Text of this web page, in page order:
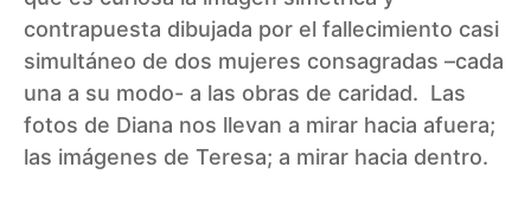
contrapuesta dibujada por el fallecimiento casi
simultáneo de dos mujeres consagradas –cada
una a su modo- a las obras de caridad. Las
fotos de Diana nos llevan a mirar hacia afuera;
las imágenes de Teresa; a mirar hacia dentro.